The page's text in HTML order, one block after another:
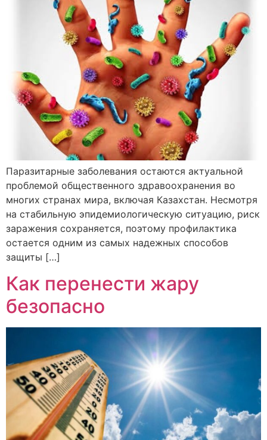
Паразитарные заболевания остаются актуальной
проблемой общественного здравоохранения во
многих странах мира, включая Казахстан. Несмотря
на стабильную эпидемиологическую ситуацию, риск
заражения сохраняется, поэтому профилактика
остается одним из самых надежных способов
защиты […]
Как перенести жару
безопасно